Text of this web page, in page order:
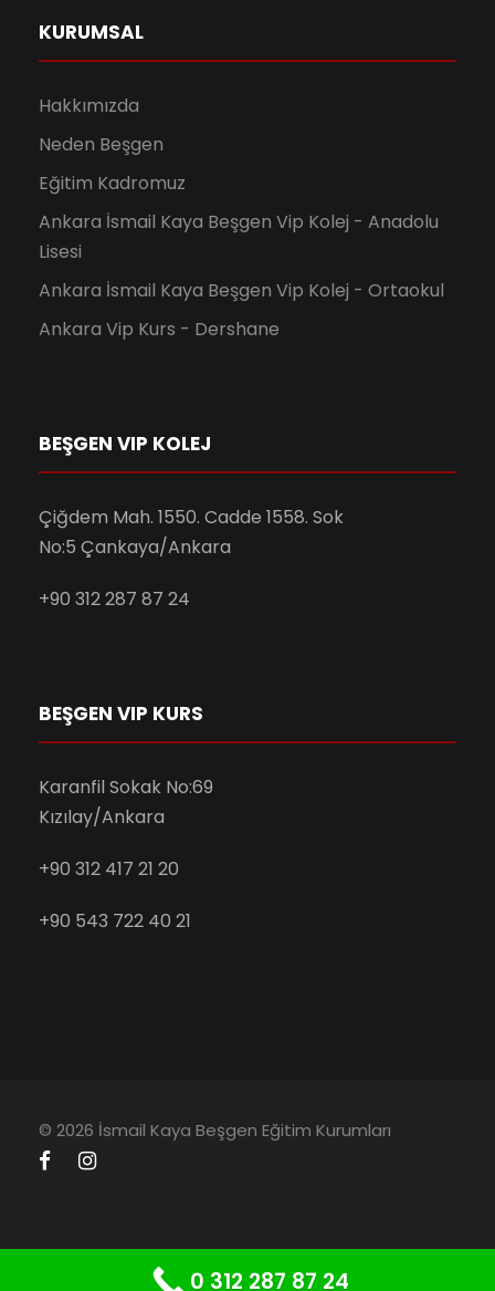
KURUMSAL
Hakkımızda
Neden Beşgen
Eğitim Kadromuz
Ankara İsmail Kaya Beşgen Vip Kolej - Anadolu
Lisesi
Ankara İsmail Kaya Beşgen Vip Kolej - Ortaokul
Ankara Vip Kurs - Dershane
BEŞGEN VIP KOLEJ
Çiğdem Mah. 1550. Cadde 1558. Sok
No:5 Çankaya/Ankara
+90 312 287 87 24
BEŞGEN VIP KURS
Karanfil Sokak No:69
Kızılay/Ankara
+90 312 417 21 20
+90 543 722 40 21
© 2026 İsmail Kaya Beşgen Eğitim Kurumları
0 312 287 87 24